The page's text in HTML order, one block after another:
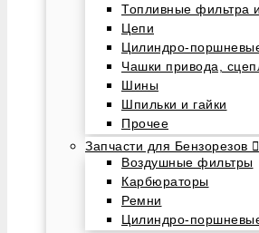
Топливные фильтра
Цепи
Цилиндро-
Чашки привода,
Шины
Шпильки и гайки
Прочее
Запчасти для Бензорезов
Воздушные фильтры
Карбюраторы
Ремни
Цилиндро-